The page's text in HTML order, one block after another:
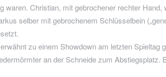
waren. Christian, mit gebrochener rechter Hand,
selber mit gebrochenem Schlüsselbein
zu einem Showdown am letzten Spieltag
an der Schneide zum Abstiegsplatz.